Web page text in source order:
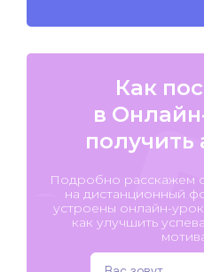
Как
в
получить
Подробно расскажем
на дистанционный
устроены онлайн-
как улучшить